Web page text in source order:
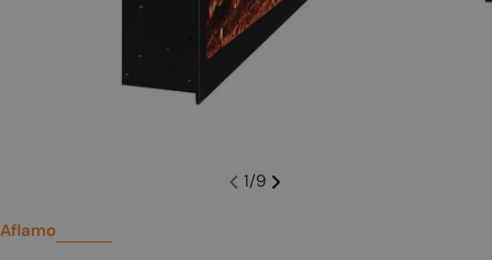
1/9
Aflamo